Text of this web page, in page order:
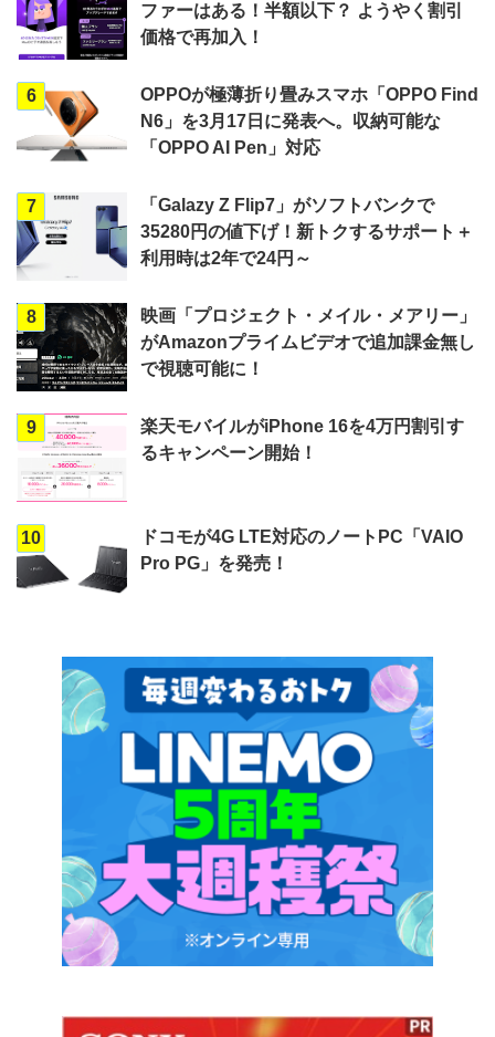
ファーはある！半額以下？ ようやく割引
価格で再加入！
6
OPPOが極薄折り畳みスマホ「OPPO Find
N6」を3月17日に発表へ。収納可能な
「OPPO AI Pen」対応
7
「Galazy Z Flip7」がソフトバンクで
35280円の値下げ！新トクするサポート＋
利用時は2年で24円～
8
映画「プロジェクト・メイル・メアリー」
がAmazonプライムビデオで追加課金無し
で視聴可能に！
9
楽天モバイルがiPhone 16を4万円割引す
るキャンペーン開始！
10
ドコモが4G LTE対応のノートPC「VAIO
Pro PG」を発売！